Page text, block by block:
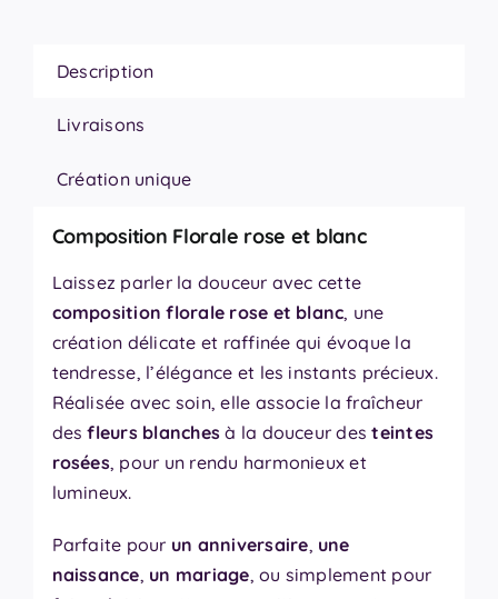
Description
Livraisons
Création unique
Composition Florale rose et blanc
Laissez parler la douceur avec cette
composition florale rose et blanc, une
création délicate et raffinée qui évoque la
tendresse, l’élégance et les instants précieux.
Réalisée avec soin, elle associe la fraîcheur
desfleurs blanches à la douceur desteintes
rosées, pour un rendu harmonieux et
lumineux.
Parfaite pour un anniversaire, une
naissance, un mariage, ou simplement pour